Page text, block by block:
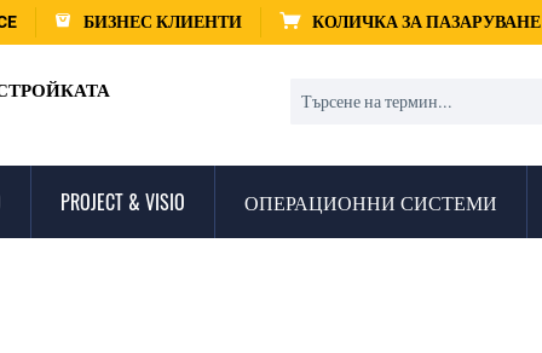
БИЗНЕС КЛИЕНТИ КОЛИЧКА ЗА ПАЗАРУВАНЕ
PROJECT & VISIO ОПЕРАЦИОННИ СИСТЕМИ